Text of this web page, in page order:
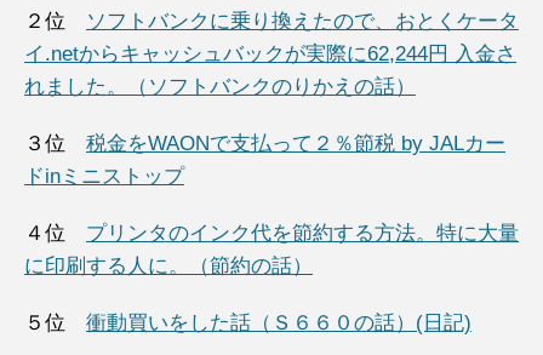
２位
ソフトバンクに乗り換えたので、おとくケータ
イ.netからキャッシュバックが実際に62,244円 入金さ
れました。（ソフトバンクのりかえの話）
３位 税金をWAONで支払って２％節税 by JALカー
ドinミニストップ
４位 プリンタのインク代を節約する方法。特に大量
に印刷する人に。（節約の話）
５位 衝動買いをした話（Ｓ６６０の話）(日記)